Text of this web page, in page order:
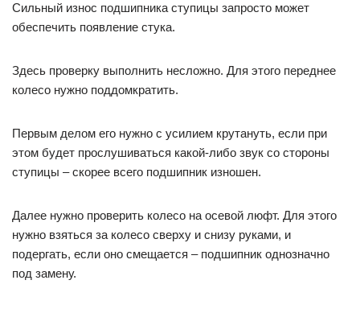
Сильный износ подшипника ступицы запросто может
обеспечить появление стука.
Здесь проверку выполнить несложно. Для этого переднее
колесо нужно поддомкратить.
Первым делом его нужно с усилием крутануть, если при
этом будет прослушиваться какой-либо звук со стороны
ступицы – скорее всего подшипник изношен.
Далее нужно проверить колесо на осевой люфт. Для этого
нужно взяться за колесо сверху и снизу руками, и
подергать, если оно смещается – подшипник однозначно
под замену.